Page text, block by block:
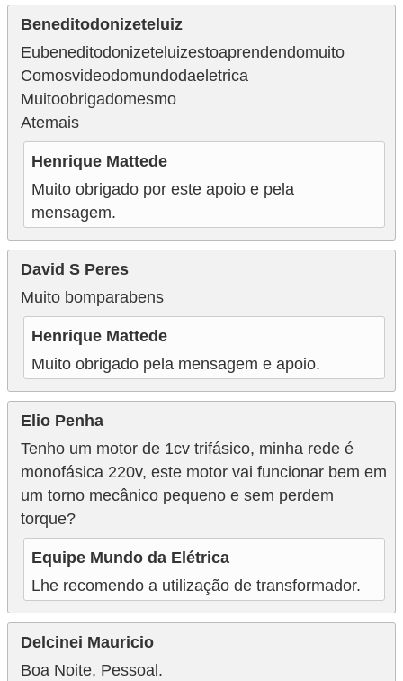
Beneditodonizeteluiz
Eubeneditodonizeteluizestoaprendendomuito
Comosvideodomundodaeletrica
Muitoobrigadomesmo
Atemais
Henrique Mattede
Muito obrigado por este apoio e pela
mensagem.
David S Peres
Muito bomparabens
Henrique Mattede
Muito obrigado pela mensagem e apoio.
Elio Penha
Tenho um motor de 1cv trifásico, minha rede é
monofásica 220v, este motor vai funcionar bem em
um torno mecânico pequeno e sem perdem
torque?
Equipe Mundo da Elétrica
Lhe recomendo a utilização de transformador.
Delcinei Mauricio
Boa Noite, Pessoal.